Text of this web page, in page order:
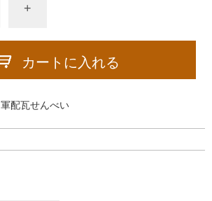
+
カートに入れる
軍配瓦せんべい